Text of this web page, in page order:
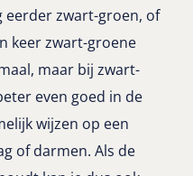
eerder zwart-groen, of
keer zwart-groene
maar bij zwart-
even goed in de
wijzen op een
of darmen. Als de